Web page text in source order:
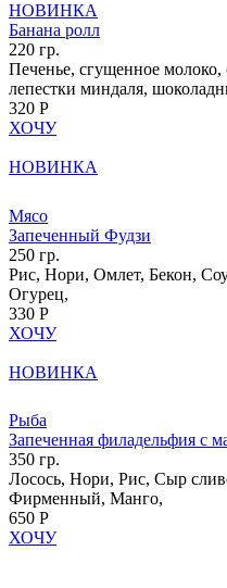
НОВИНКА
Банана ролл
220 гр.
Печенье, сгущенное молоко,
лепестки миндаля,
320 Р
ХОЧУ
НОВИНКА
Мясо
Запеченный Фудзи
250 гр.
Рис, Нори, Омлет, Бекон,
Огурец,
330 Р
ХОЧУ
НОВИНКА
Рыба
Запеченная филадельфия с
350 гр.
Лосось, Нори, Рис, Сыр
Фирменный, Манго,
650 Р
ХОЧУ